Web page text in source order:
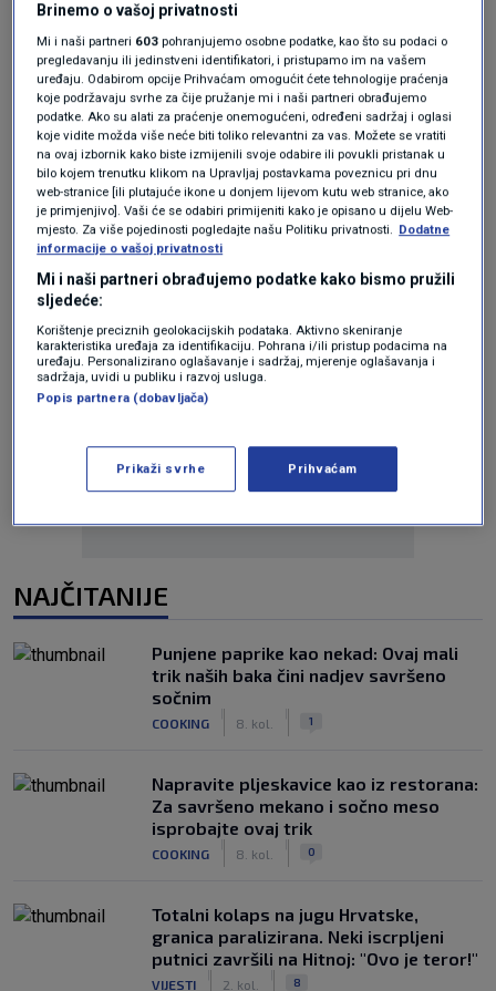
Oglas
NAJČITANIJE
Punjene paprike kao nekad: Ovaj mali
trik naših baka čini nadjev savršeno
sočnim
COOKING 8. kol. 1
Napravite pljeskavice kao iz restorana:
Za savršeno mekano i sočno meso
isprobajte ovaj trik
COOKING 8. kol. 0
Totalni kolaps na jugu Hrvatske,
granica paralizirana. Neki iscrpljeni
putnici završili na Hitnoj: "Ovo je teror!"
VIJESTI 2. kol. 8
Brinemo o vašoj privatnosti
Mi i naši partneri 603 pohranjujemo osobne podatke, kao što su podaci o
pregledavanju ili jedinstveni identifikatori, i pristupamo im na vašem
uređaju. Odabirom opcije Prihvaćam omogućit ćete tehnologije praćenja
koje podržavaju svrhe za čije pružanje mi i naši partneri obrađujemo
podatke. Ako su alati za praćenje onemogućeni, određeni sadržaj i oglasi
koje vidite možda više neće biti toliko relevantni za vas. Možete se vratiti
na ovaj izbornik kako biste izmijenili svoje odabire ili povukli pristanak u
bilo kojem trenutku klikom na Upravljaj postavkama poveznicu pri dnu
web-stranice [ili plutajuće ikone u donjem lijevom kutu web stranice, ako
je primjenjivo]. Vaši će se odabiri primijeniti kako je opisano u dijelu Web-
mjesto. Za više pojedinosti pogledajte našu Politiku privatnosti. Dodatne
informacije o vašoj privatnosti
Mi i naši partneri obrađujemo podatke kako bismo pružili
sljedeće:
Korištenje preciznih geolokacijskih podataka. Aktivno skeniranje
karakteristika uređaja za identifikaciju. Pohrana i/ili pristup podacima na
uređaju. Personalizirano oglašavanje i sadržaj, mjerenje oglašavanja i
sadržaja, uvidi u publiku i razvoj usluga.
Popis partnera (dobavljača)
Prikaži svrhe Prihvaćam